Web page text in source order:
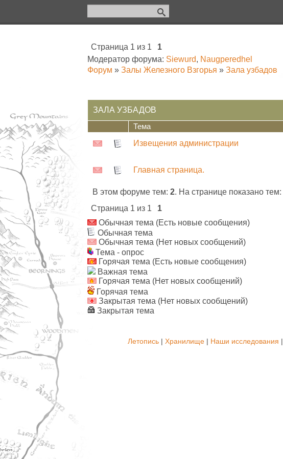
Страница 1 из 1
1
Модератор форума: Siewurd, Naugperedhel
Форум » Залы Железного Взгорья » Зала узбадов
ЗАЛА УЗБАДОВ
Тема
Извещения администрации
Главная страница.
В этом форуме тем: 2. На странице показано тем:
Страница 1 из 1
1
Обычная тема (Есть новые сообщения)
Обычная тема
Обычная тема (Нет новых сообщений)
Тема - опрос
Горячая тема (Есть новые сообщения)
Важная тема
Горячая тема (Нет новых сообщений)
Горячая тема
Закрытая тема (Нет новых сообщений)
Закрытая тема
Летопись| Хранилище| Наши исследования |